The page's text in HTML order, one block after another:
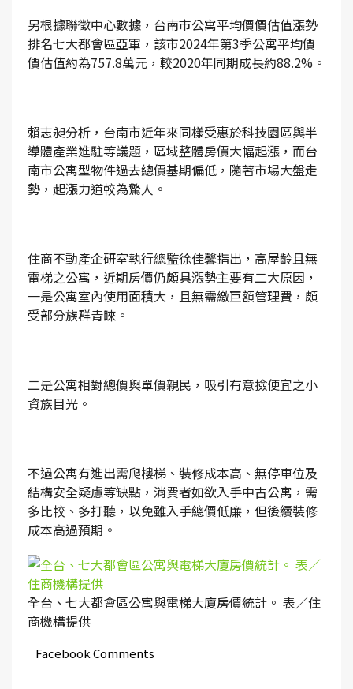
另根據聯徵中心數據，台南市公寓平均價價估值漲勢
排名七大都會區亞軍，該市2024年第3季公寓平均價
價估值約為757.8萬元，較2020年同期成長約88.2%。
賴志昶分析，台南市近年來同樣受惠於科技園區與半
導體產業進駐等議題，區域整體房價大幅起漲，而台
南市公寓型物件過去總價基期偏低，隨著市場大盤走
勢，起漲力道較為驚人。
住商不動產企研室執行總監徐佳馨指出，高屋齡且無
電梯之公寓，近期房價仍頗具漲勢主要有二大原因，
一是公寓室內使用面積大，且無需繳巨額管理費，頗
受部分族群青睞。
二是公寓相對總價與單價親民，吸引有意撿便宜之小
資族目光。
不過公寓有進出需爬樓梯、裝修成本高、無停車位及
結構安全疑慮等缺點，消費者如欲入手中古公寓，需
多比較、多打聽，以免雖入手總價低廉，但後續裝修
成本高過預期。
全台、七大都會區公寓與電梯大廈房價統計。 表／住
商機構提供
Facebook Comments